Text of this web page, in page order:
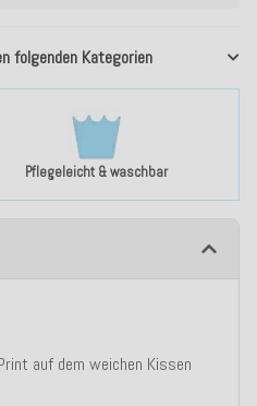
Pflegeleicht & waschbar
folgenden Kategorien
auf dem weichen Kissen